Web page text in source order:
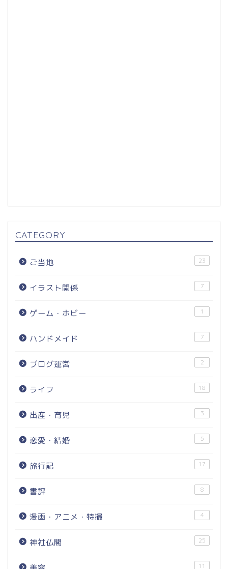
CATEGORY
ご当地 23
イラスト関係 7
ゲーム・ホビー 1
ハンドメイド 7
ブログ運営 2
ライフ 18
出産・育児 3
恋愛・結婚 5
旅行記 17
書評 8
漫画・アニメ・特撮 4
神社仏閣 25
11